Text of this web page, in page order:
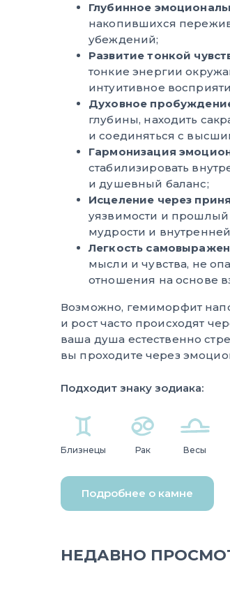
Глубинное
накопившихся
убеждений;
Развитие тонкой
тонкие энергии
интуитивное
Духовное
глубины, находить
и соединяться с
Гармонизация
стабилизировать
и душевный баланс;
Исцеление через
уязвимости и прошлый
мудрости и
Легкость
мысли и чувства, не
отношения на основе
Возможно, гемиморфит
и рост часто происходят
ваша душа естественно
вы проходите через
Подходит знаку зодиака:
Близнецы Рак Весы
Подробнее о камне
НЕДАВНО